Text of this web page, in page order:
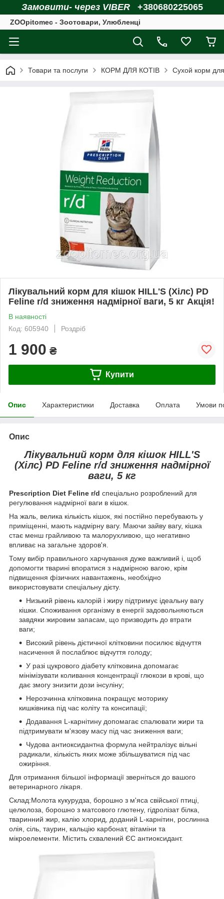
Замовити- через VIBER +380680225065
ZOOpitomec - Зоотовари, Улюбленці
Товари та послуги КОРМ ДЛЯ КОТІВ Сухой корм
Лікувальний корм для кішок HILL'S (Хілс) PD
Feline r/d зниження надмірної ваги, 5 кг Акція!
В наявності
Код: 605940
Роздріб
1 900 ₴
Купити
Опис Характеристики Доставка Оплата Умови
Опис
Лікувальний корм для кішок HILL'S
(Хілс) PD Feline r/d зниження надмірної
ваги, 5 кг
Prescription Diet Feline r/d спеціально розроблений для
регулювання надмірної ваги в кішок.
На жаль, велика кількість кішок, які постійно перебувають у
приміщенні, мають надмірну вагу. Маючи зайву вагу, кішка
стає менш грайливою та малорухливою, що негативно
впливає на загальне здоров'я.
Тому вибір правильного харчування дуже важливий і, щоб
допомогти тварині впоратися з надмірною вагою, крім
підвищення фізичних навантажень, необхідно
використовувати спеціальну дієту.
Низький рівень калорій і жиру підтримує ідеальну вагу
кішки. Споживання організму в енергії задовольняються
завдяки жировим запасам, що призводить до втрати
ваги;
Високий рівень дієтичної клітковини посилює відчуття
насичення й послаблює відчуття голоду;
У разі цукрового діабету клітковина допомагає
мінімізувати коливання концентрації глюкози в крові, що
дає змогу знизити дози інсуліну;
Нерозчинна клітковина покращує моторику
кишківника під час коліту та консипації;
Додавання L-карнітину допомагає спалювати жири та
підтримувати м'язову масу під час зниження ваги;
Чудова антиоксидантна формула нейтралізує вільні
радикали, кількість яких може збільшуватися під час
ожиріння.
Для отримання більшої інформації зверніться до вашого
ветеринарного лікаря.
Склад:Молота кукурудза, борошно з м'яса свійської птиці,
целюлоза, борошно з матсового глютену, гідролізат білка,
тваринний жир, калію хлорид, доданий L-карнітин, рослинна
олія, сіль, таурин, кальцію карбонат, вітаміни та
мікроелементи. Містить схвалений ЄС антиоксидант.